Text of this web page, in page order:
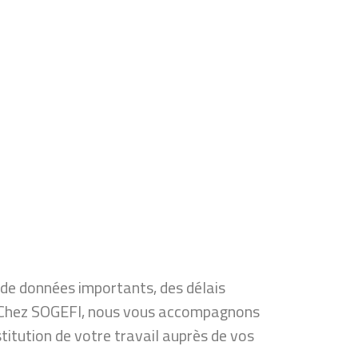
données importants, des délais
SOGEFI, nous vous accompagnons
de votre travail auprès de vos